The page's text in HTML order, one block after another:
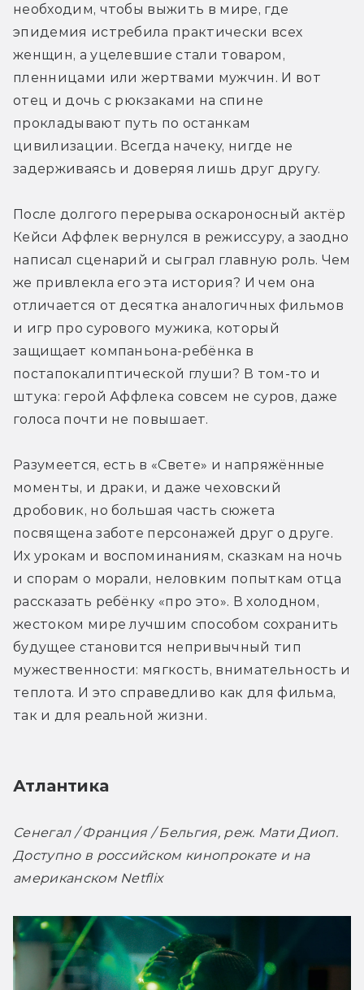
необходим, чтобы выжить в мире, где
эпидемия истребила практически всех
женщин, а уцелевшие стали товаром,
пленницами или жертвами мужчин. И вот
отец и дочь с рюкзаками на спине
прокладывают путь по останкам
цивилизации. Всегда начеку, нигде не
задерживаясь и доверяя лишь друг другу.
После долгого перерыва оскароносный актёр
Кейси Аффлек вернулся в режиссуру, а заодно
написал сценарий и сыграл главную роль. Чем
же привлекла его эта история? И чем она
отличается от десятка аналогичных фильмов
и игр про сурового мужика, который
защищает компаньона-ребёнка в
постапокалиптической глуши? В том-то и
штука: герой Аффлека совсем не суров, даже
голоса почти не повышает.
Разумеется, есть в «Свете» и напряжённые
моменты, и драки, и даже чеховский
дробовик, но большая часть сюжета
посвящена заботе персонажей друг о друге.
Их урокам и воспоминаниям, сказкам на ночь
и спорам о морали, неловким попыткам отца
рассказать ребёнку «про это». В холодном,
жестоком мире лучшим способом сохранить
будущее становится непривычный тип
мужественности: мягкость, внимательность и
теплота. И это справедливо как для фильма,
так и для реальной жизни.
Атлантика
Сенегал / Франция / Бельгия, реж. Мати Диоп.
Доступно в российском кинопрокате и на
американском Netflix